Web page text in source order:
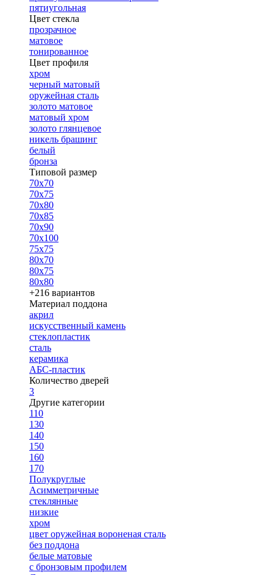
пятиугольная
Цвет стекла
прозрачное
матовое
тонированное
Цвет профиля
хром
черный матовый
оружейная сталь
золото матовое
матовый хром
золото глянцевое
никель брашинг
белый
бронза
Типовой размер
70х70
70х75
70х80
70х85
70х90
70х100
75х75
80х70
80х75
80х80
+216 вариантов
Материал поддона
акрил
искусственный камень
стеклопластик
сталь
керамика
АБС-пластик
Количество дверей
3
Другие категории
110
130
140
150
160
170
Полукруглые
Асимметричные
стеклянные
низкие
хром
цвет оружейная вороненая сталь
без поддона
белые матовые
с бронзовым профилем